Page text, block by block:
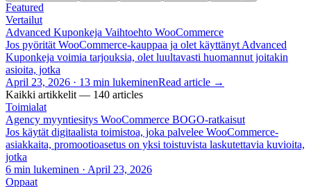
Featured
Vertailut
Advanced Kuponkeja Vaihtoehto WooCommerce
Jos pyörität WooCommerce-kauppaa ja olet käyttänyt Advanced
Kuponkeja voimia tarjouksia, olet luultavasti huomannut joitakin
asioita, jotka
April 23, 2026 · 13 min lukeminenRead article →
Kaikki artikkelit — 140 articles
Toimialat
Agency myyntiesitys WooCommerce BOGO-ratkaisut
Jos käytät digitaalista toimistoa, joka palvelee WooCommerce-
asiakkaita, promootioasetus on yksi toistuvista laskutettavia kuvioita,
jotka
6 min lukeminen · April 23, 2026
Oppaat